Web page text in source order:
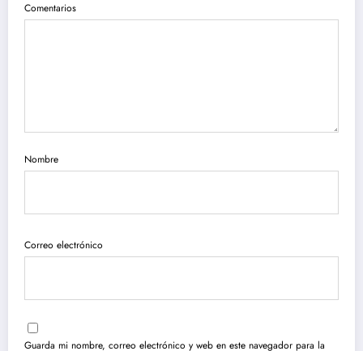
Comentarios
Nombre
Correo electrónico
Guarda mi nombre, correo electrónico y web en este navegador para la